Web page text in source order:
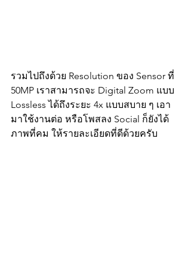
รวมไปถึงด้วย Resolution ของ Sensor ที่
50MP เราสามารถจะ Digital Zoom แบบ
Lossless ได้ถึงระยะ 4x แบบสบาย ๆ เอา
มาใช้งานต่อ หรือโพสลง Social ก็ยังได้
ภาพที่คม ให้รายละเอียดที่ดีด้วยครับ